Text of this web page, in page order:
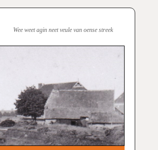
Wee weet agin neet veule van oense streek